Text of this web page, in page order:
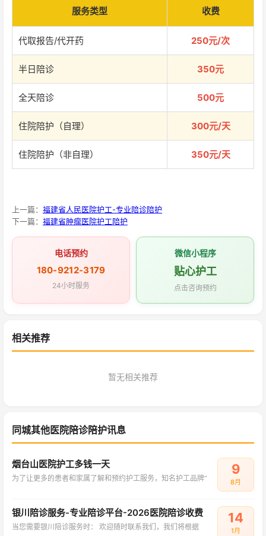
服务类型 收费
代取报告/代开药 250元/次
半日陪诊 350元
全天陪诊 500元
住院陪护（自理） 300元/天
住院陪护（非自理） 350元/天
上一篇： 福建省人民医院护工-专业陪诊陪护
下一篇： 福建省肿瘤医院护工陪护
电话预约
180-9212-3179
24小时服务
微信小程序
贴心护工
点击咨询预约
相关推荐
暂无相关推荐
同城其他医院陪诊陪护讯息
烟台山医院护工多钱一天
为了让更多的患者和家属了解和预约护工服务，知名护工品牌“
9
8月
银川陪诊服务-专业陪诊平台-2026医院陪诊收费
当您需要银川陪诊服务时： 欢迎随时联系我们，我们将根据
14
1月